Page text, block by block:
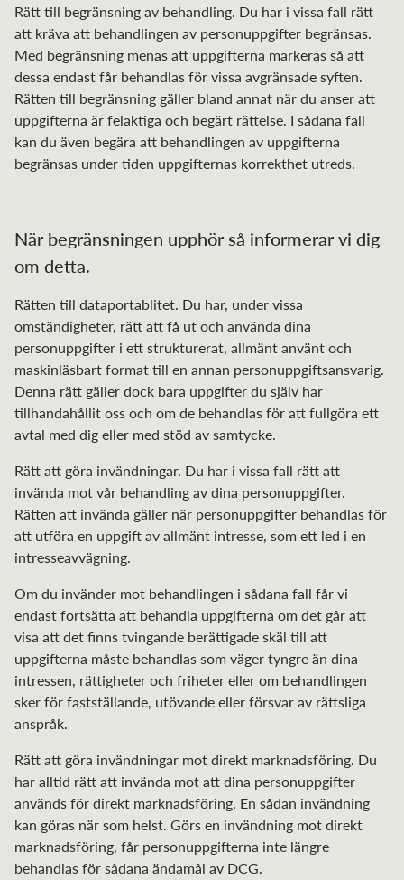
Rätt till begränsning av behandling. Du har i vissa fall rätt
att kräva att behandlingen av personuppgifter begränsas.
Med begränsning menas att uppgifterna markeras så att
dessa endast får behandlas för vissa avgränsade syften.
Rätten till begränsning gäller bland annat när du anser att
uppgifterna är felaktiga och begärt rättelse. I sådana fall
kan du även begära att behandlingen av uppgifterna
begränsas under tiden uppgifternas korrekthet utreds.
När begränsningen upphör så informerar vi dig
om detta.
Rätten till dataportablitet. Du har, under vissa
omständigheter, rätt att få ut och använda dina
personuppgifter i ett strukturerat, allmänt använt och
maskinläsbart format till en annan personuppgiftsansvarig.
Denna rätt gäller dock bara uppgifter du själv har
tillhandahållit oss och om de behandlas för att fullgöra ett
avtal med dig eller med stöd av samtycke.
Rätt att göra invändningar. Du har i vissa fall rätt att
invända mot vår behandling av dina personuppgifter.
Rätten att invända gäller när personuppgifter behandlas för
att utföra en uppgift av allmänt intresse, som ett led i en
intresseavvägning.
Om du invänder mot behandlingen i sådana fall får vi
endast fortsätta att behandla uppgifterna om det går att
visa att det finns tvingande berättigade skäl till att
uppgifterna måste behandlas som väger tyngre än dina
intressen, rättigheter och friheter eller om behandlingen
sker för fastställande, utövande eller försvar av rättsliga
anspråk.
Rätt att göra invändningar mot direkt marknadsföring. Du
har alltid rätt att invända mot att dina personuppgifter
används för direkt marknadsföring. En sådan invändning
kan göras när som helst. Görs en invändning mot direkt
marknadsföring, får personuppgifterna inte längre
behandlas för sådana ändamål av DCG.